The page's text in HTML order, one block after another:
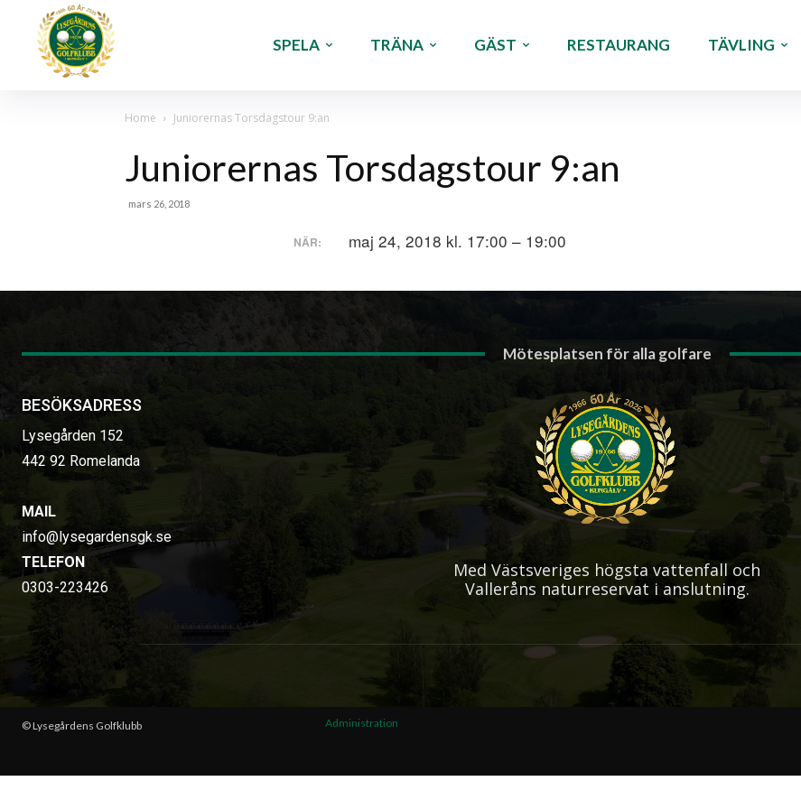
SPELA TRÄNA GÄST RESTAURANG TÄVLING
Home Juniorernas Torsdagstour 9:an
Juniorernas Torsdagstour 9:an
mars 26, 2018
NÄR: maj 24, 2018 kl. 17:00 – 19:00
Mötesplatsen för alla golfare
BESÖKSADRESS
Lysegården 152
442 92 Romelanda
MAIL
info@lysegardensgk.se
TELEFON
0303-223426
Med Västsveriges högsta vattenfall och
Valleråns naturreservat i anslutning.
© Lysegårdens Golfklubb Administration